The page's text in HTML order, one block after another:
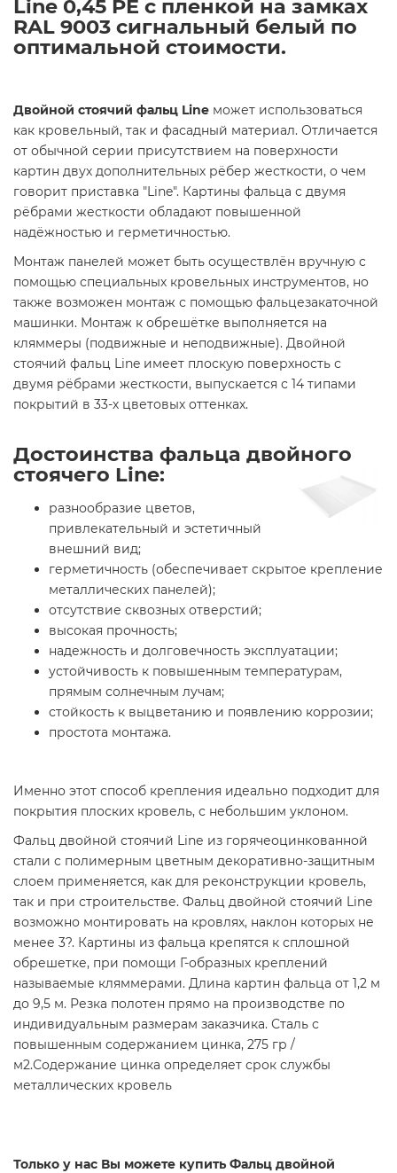
Line 0,45 PE с пленкой на замках
RAL 9003 сигнальный белый по
оптимальной стоимости.
Двойной стоячий фальц Line может использоваться
как кровельный, так и фасадный материал. Отличается
от обычной серии присутствием на поверхности
картин двух дополнительных рёбер жесткости, о чем
говорит приставка "Line". Картины фальца с двумя
рёбрами жесткости обладают повышенной
надёжностью и герметичностью.
Монтаж панелей может быть осуществлён вручную с
помощью специальных кровельных инструментов, но
также возможен монтаж с помощью фальцезакаточной
машинки. Монтаж к обрешётке выполняется на
кляммеры (подвижные и неподвижные). Двойной
стоячий фальц Line имеет плоскую поверхность с
двумя рёбрами жесткости, выпускается с 14 типами
покрытий в 33-х цветовых оттенках.
Достоинства фальца двойного
стоячего Linе:
разнообразие цветов,
привлекательный и эстетичный
внешний вид;
герметичность (обеспечивает скрытое крепление
металлических панелей);
отсутствие сквозных отверстий;
высокая прочность;
надежность и долговечность эксплуатации;
устойчивость к повышенным температурам,
прямым солнечным лучам;
стойкость к выцветанию и появлению коррозии;
простота монтажа.
Именно этот способ крепления идеально подходит для
покрытия плоских кровель, с небольшим уклоном.
Фальц двойной стоячий Linе из горячеоцинкованной
стали с полимерным цветным декоративно-защитным
слоем применяется, как для реконструкции кровель,
так и при строительстве. Фальц двойной стоячий Linе
возможно монтировать на кровлях, наклон которых не
менее 3?. Картины из фальца крепятся к сплошной
обрешетке, при помощи Г-образных креплений
называемые кляммерами. Длина картин фальца от 1,2 м
до 9,5 м. Резка полотен прямо на производстве по
индивидуальным размерам заказчика. Сталь с
повышенным содержанием цинка, 275 гр /
м2.Содержание цинка определяет срок службы
металлических кровель
Только у нас Вы можете купить Фальц двойной